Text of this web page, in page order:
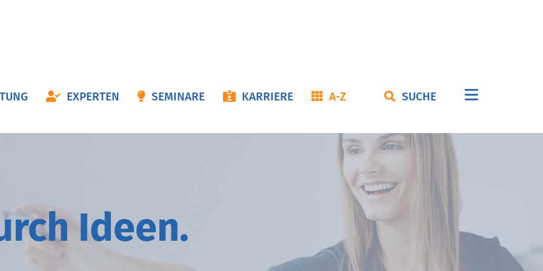
EXPERTEN SEMINARE KARRIERE A-Z SUCHE
Navigation
I deen.